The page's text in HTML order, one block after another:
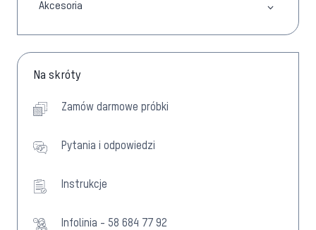
Akcesoria
Na skróty
Zamów darmowe próbki
Pytania i odpowiedzi
Instrukcje
Infolinia - 58 684 77 92